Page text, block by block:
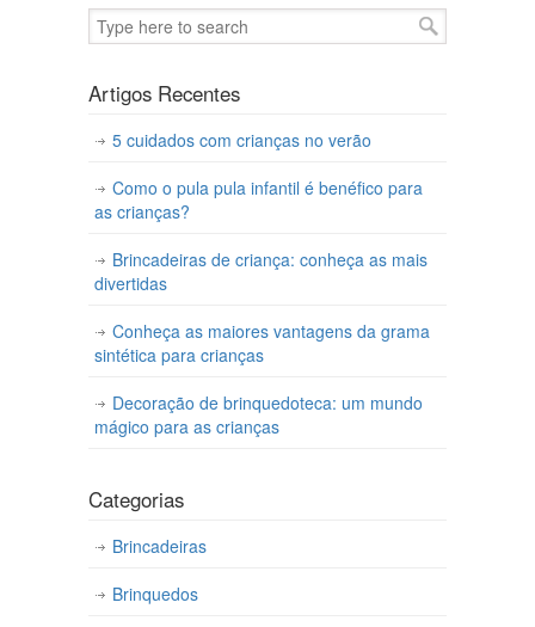
Artigos Recentes
5 cuidados com crianças no verão
Como o pula pula infantil é benéfico para
as crianças?
Brincadeiras de criança: conheça as mais
divertidas
Conheça as maiores vantagens da grama
sintética para crianças
Decoração de brinquedoteca: um mundo
mágico para as crianças
Categorias
Brincadeiras
Brinquedos